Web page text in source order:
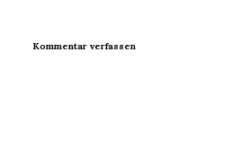
Kommentar verfassen